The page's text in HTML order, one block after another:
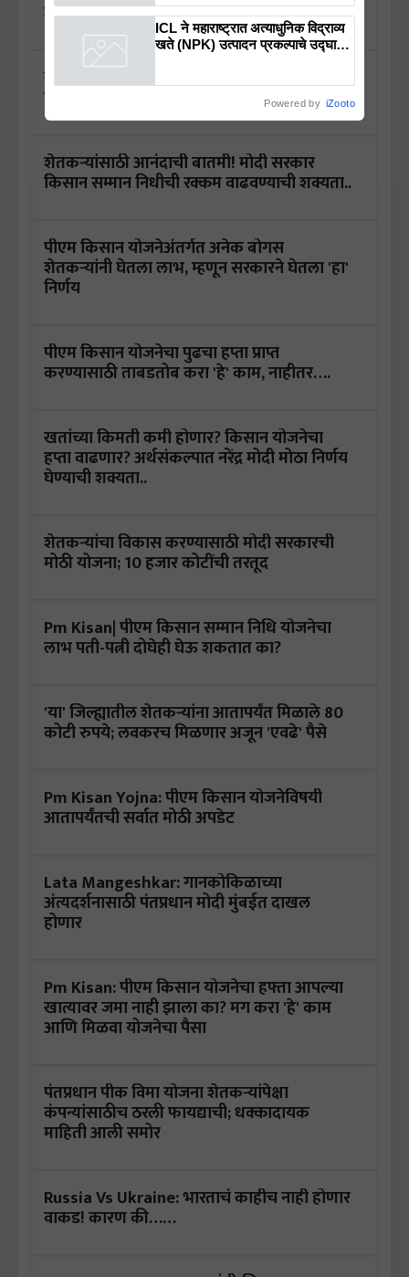
शेतकऱ्यांच्या खात्यावरून होतोय गायब
खतांचे दर कमी होण्याची शक्यता, मुख्यमंत्र्यांचे
पंतप्रधान नरेंद्र मोदींना पत्र
शेतकऱ्यांसाठी आनंदाची बातमी! मोदी सरकार
किसान सम्मान निधीची रक्कम वाढवण्याची शक्यता..
पीएम किसान योजनेअंतर्गत अनेक बोगस
शेतकऱ्यांनी घेतला लाभ, म्हणून सरकारने घेतला 'हा'
निर्णय
पीएम किसान योजनेचा पुढचा हप्ता प्राप्त
करण्यासाठी ताबडतोब करा 'हे' काम, नाहीतर….
खतांच्या किमती कमी होणार? किसान योजनेचा
हप्ता वाढणार? अर्थसंकल्पात नरेंद्र मोदी मोठा निर्णय
घेण्याची शक्यता..
शेतकऱ्यांचा विकास करण्यासाठी मोदी सरकारची
मोठी योजना; 10 हजार कोटींची तरतूद
Pm Kisan| पीएम किसान सम्मान निधि योजनेचा
लाभ पती-पत्नी दोघेही घेऊ शकतात का?
'या' जिल्ह्यातील शेतकऱ्यांना आतापर्यंत मिळाले 80
कोटी रुपये; लवकरच मिळणार अजून 'एवढे' पैसे
Pm Kisan Yojna: पीएम किसान योजनेविषयी
आतापर्यंतची सर्वात मोठी अपडेट
Lata Mangeshkar: गानकोकिळाच्या
अंत्यदर्शनासाठी पंतप्रधान मोदी मुंबईत दाखल
होणार
Pm Kisan: पीएम किसान योजनेचा हफ्ता आपल्या
खात्यावर जमा नाही झाला का? मग करा 'हे' काम
आणि मिळवा योजनेचा पैसा
पंतप्रधान पीक विमा योजना शेतकऱ्यांपेक्षा
कंपन्यांसाठीच ठरली फायद्याची; धक्कादायक
माहिती आली समोर
Russia Vs Ukraine: भारताचं काहीच नाही होणार
वाकड! कारण की……
ICL ने महाराष्ट्रात अत्याधुनिक विद्राव्य
खते (NPK) उत्पादन प्रकल्पाचे उद्घाटन
Powered by iZooto